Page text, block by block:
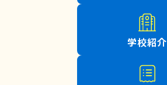
学校紹介